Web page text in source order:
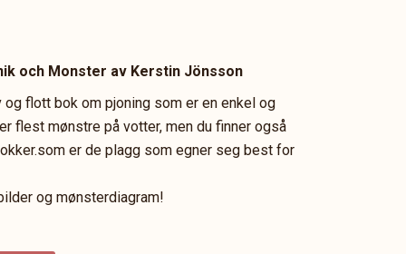
och Monster av Kerstin Jönsson
flott bok om pjoning som er en enkel og
flest mønstre på votter, men du finner også
er de plagg som egner seg best for
og mønsterdiagram!